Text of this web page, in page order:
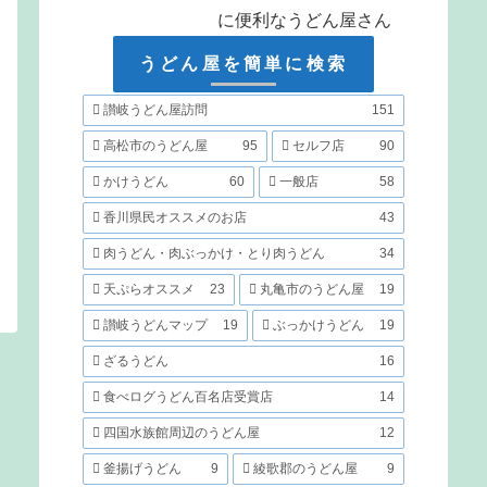
に便利なうどん屋さん
うどん屋を簡単に検索
讃岐うどん屋訪問 151
高松市のうどん屋 95 セルフ店 90
かけうどん 60 一般店 58
香川県民オススメのお店 43
肉うどん・肉ぶっかけ・とり肉うどん 34
天ぷらオススメ 23 丸亀市のうどん屋 19
讃岐うどんマップ 19 ぶっかけうどん 19
ざるうどん 16
食べログうどん百名店受賞店 14
四国水族館周辺のうどん屋 12
釜揚げうどん 9 綾歌郡のうどん屋 9